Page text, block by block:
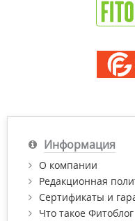
Информация
О компании
Редакционная
Сертификаты и
Что такое Фитоблог